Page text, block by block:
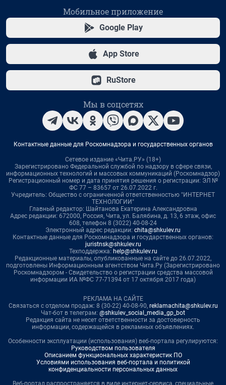
Мобильное приложение
Google Play
App Store
RuStore
Мы в соцсетях
Контактные данные для Роскомнадзора и государственных органов
Сетевое издание «Чита.РУ» (18+)
Зарегистрировано Федеральной службой по надзору в сфере связи,
информационных технологий и массовых коммуникаций (Роскомнадзор)
Регистрационный номер и дата принятия решения о регистрации: ЭЛ №
ФС 77 – 83657 от 26.07.2022 г.
Учредитель: Общество с ограниченной ответственностью "ИНТЕРНЕТ
ТЕХНОЛОГИИ"
Главный редактор: Шайтанова Екатерина Александровна
Адрес редакции: 672000, Россия, Чита, ул. Балябина, д. 13, 6 этаж, офис
608, телефон 8 (3022) 40-08-24
Электронный адрес редакции: chita@shkulev.ru
Контактные данные для Роскомнадзора и государственных органов:
juristnsk@shkulev.ru
Техподдержка: help@shkulev.ru
Редакционные материалы, опубликованные на сайте до 26.07.2022,
подготовлены Информационным агентством Чита.Ру (Зарегистрировано
Роскомнадзором - Свидетельство о регистрации средства массовой
информации ИА №ФС 77-71394 от 17 октября 2017 года)
РЕКЛАМА НА САЙТЕ
Связаться с отделом продаж: 8 (30-22) 40-08-90, reklamachita@shkulev.ru
Чат-бот в телеграм: @shkulev_social_media_gp_bot
Редакция сайта не несет ответственности за достоверность
информации, содержащейся в рекламных объявлениях.
Особенности эксплуатации (использования) веб-портала регулируются:
Руководством пользователя
Описанием функциональных характеристик ПО
Условиями использования веб-портала и политикой
конфиденциальности персональных данных
Веб-портал распространяется в виде интернет-сервиса, специальные